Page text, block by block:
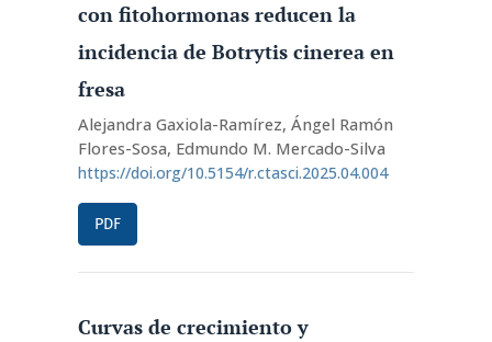
con fitohormonas reducen la
incidencia de Botrytis cinerea en
fresa
Alejandra Gaxiola-Ramírez, Ángel Ramón
Flores-Sosa, Edmundo M. Mercado-Silva
https://doi.org/10.5154/r.ctasci.2025.04.004
PDF
Curvas de crecimiento y